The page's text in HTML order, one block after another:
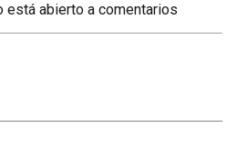
está abierto a comentarios